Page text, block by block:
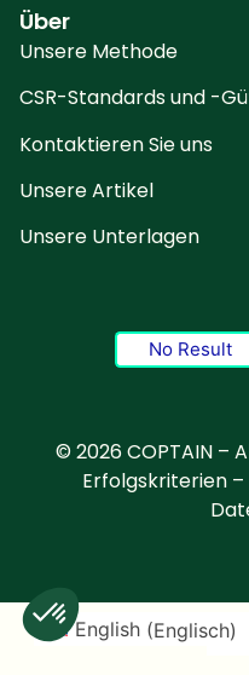
Über
Unsere Methode
CSR-Standards und -
Kontaktieren Sie uns
Unsere Artikel
Unsere Unterlagen
No Result
© 2026 COPTAIN –
Erfolgskriterien –
English (Englisch)